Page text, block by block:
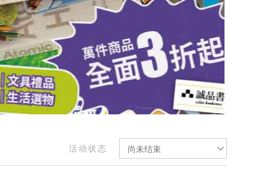
活动状态 尚未结束